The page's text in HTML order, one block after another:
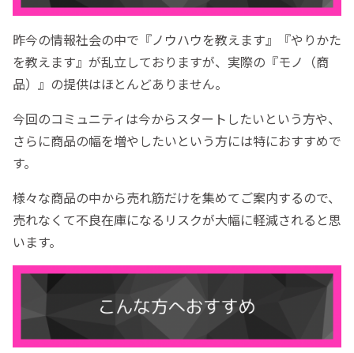
昨今の情報社会の中で『ノウハウを教えます』『やりかた
を教えます』が乱立しておりますが、実際の『モノ（商
品）』の提供はほとんどありません。
今回のコミュニティは今からスタートしたいという方や、
さらに商品の幅を増やしたいという方には特におすすめで
す。
様々な商品の中から売れ筋だけを集めてご案内するので、
売れなくて不良在庫になるリスクが大幅に軽減されると思
います。